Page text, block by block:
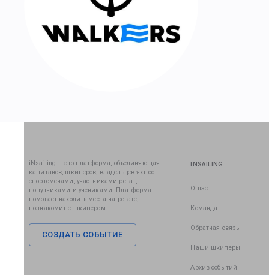
iNsailing – это платформа, объединяющая
капитанов, шкиперов, владельцев яхт со
спортсменами, участниками регат,
попутчиками и учениками. Платформа
помогает находить места на регате,
познакомит с шкипером.
СОЗДАТЬ СОБЫТИЕ
INSAILING
О нас
Команда
Обратная связь
Наши шкиперы
Архив событий